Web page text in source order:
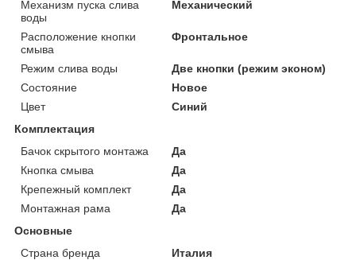
Механизм пуска слива
воды
Механический
Расположение кнопки
смыва
Фронтальное
Режим слива воды
Две кнопки (режим эконом)
Состояние
Новое
Цвет
Синий
Комплектация
Бачок скрытого монтажа
Да
Кнопка смыва
Да
Крепежный комплект
Да
Монтажная рама
Да
Основные
Страна бренда
Италия